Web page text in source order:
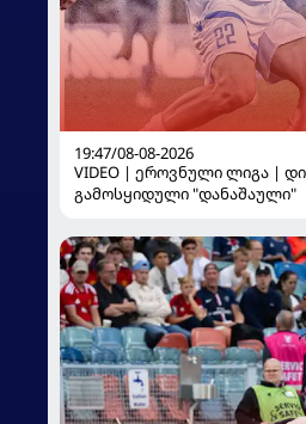
19:47/08-08-2026
VIDEO | ეროვნული ლიგა |
გამოსყიდული "დანაშაული"